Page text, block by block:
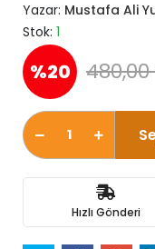
Yazar: Mustafa Ali
Stok: 1
%20 480,00
Hızlı Gönderi